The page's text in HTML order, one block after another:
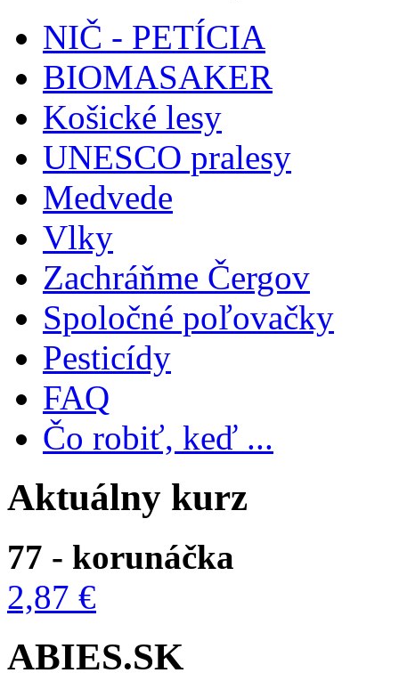
NIČ - PETÍCIA
BIOMASAKER
Košické lesy
UNESCO pralesy
Medvede
Vlky
Zachráňme Čergov
Spoločné poľovačky
Pesticídy
FAQ
Čo robiť, keď ...
Aktuálny kurz
77 - korunáčka
2,87 €
ABIES.SK